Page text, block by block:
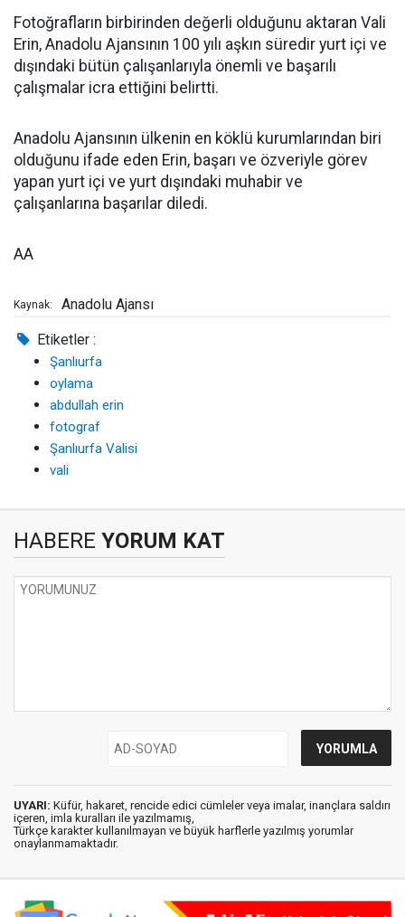
Fotoğrafların birbirinden değerli olduğunu aktaran Vali
Erin, Anadolu Ajansının 100 yılı aşkın süredir yurt içi ve
dışındaki bütün çalışanlarıyla önemli ve başarılı
çalışmalar icra ettiğini belirtti.
Anadolu Ajansının ülkenin en köklü kurumlarından biri
olduğunu ifade eden Erin, başarı ve özveriyle görev
yapan yurt içi ve yurt dışındaki muhabir ve
çalışanlarına başarılar diledi.
AA
Kaynak: Anadolu Ajansı
Etiketler :
Şanlıurfa
oylama
abdullah erin
fotograf
Şanlıurfa Valisi
vali
HABERE YORUM KAT
UYARI: Küfür, hakaret, rencide edici cümleler veya imalar, inançlara saldırı
içeren, imla kuralları ile yazılmamış,
Türkçe karakter kullanılmayan ve büyük harflerle yazılmış yorumlar
onaylanmamaktadır.